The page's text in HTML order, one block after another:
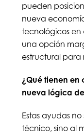
pueden
nueva
tecnológicos en
una opción
estructural para
¿Qué tienen en
nueva lógica
Estas ayudas
técnico, sino al